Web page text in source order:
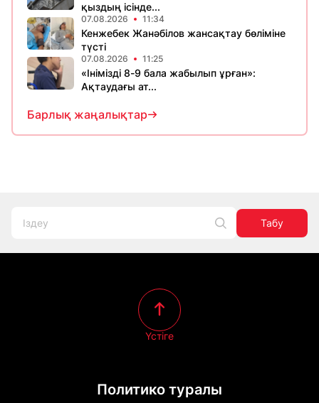
қыздың ісінде...
07.08.2026 11:34
Кенжебек Жанәбілов жансақтау бөліміне
түсті
07.08.2026 11:25
«Інімізді 8-9 бала жабылып ұрған»:
Ақтаудағы ат...
Барлық жаңалықтар
Табу
Политико туралы
Үстіге